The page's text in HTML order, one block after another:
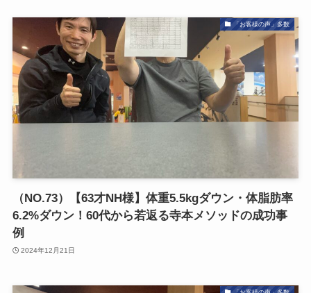
「お客様の声」多数
（NO.73）【63才NH様】体重5.5kgダウン・体脂肪率
6.2%ダウン！60代から若返る寺本メソッドの成功事
例
2024年12月21日